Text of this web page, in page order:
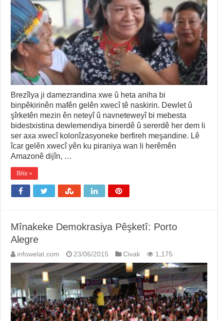
Brezîlya ji damezrandina xwe û heta aniha bi
binpêkirinên mafên gelên xwecî tê naskirin. Dewlet û
şîrketên mezin ên neteyî û navneteweyî bi mebesta
bidestxistina dewlemendiya binerdê û sererdê her dem li
ser axa xwecî kolonîzasyoneke berfireh meşandine. Lê
îcar gelên xwecî yên ku piraniya wan li herêmên
Amazonê dijîn, …
Bêtir »
Mînakeke Demokrasiya Pêşketî: Porto
Alegre
infowelat.com 23/06/2015 Civak 1,175